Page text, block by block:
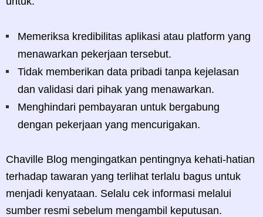
Memeriksa kredibilitas aplikasi atau platform yang
menawarkan pekerjaan tersebut.
Tidak memberikan data pribadi tanpa kejelasan
dan validasi dari pihak yang menawarkan.
Menghindari pembayaran untuk bergabung
dengan pekerjaan yang mencurigakan.
Chaville Blog mengingatkan pentingnya kehati-hatian
terhadap tawaran yang terlihat terlalu bagus untuk
menjadi kenyataan. Selalu cek informasi melalui
sumber resmi sebelum mengambil keputusan.